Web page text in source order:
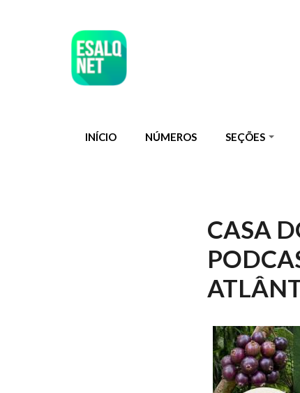
INÍCIO NÚMEROS SEÇÕES
CASA